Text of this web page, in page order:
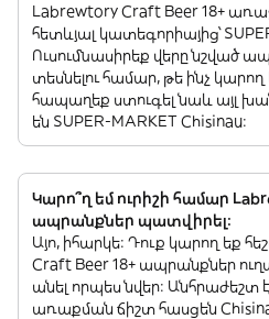
Labrewtory Craft Beer 18+
հետևյալ կատեգորիայից՝
Ուսումնասիրեք վերը նշված
տեսնելու համար, թե ինչ
հապաղեք ստուգել նաև այլ
են SUPER-MARKET Chisinau:
Կարո՞ղ եմ ուրիշի համար
ապրանքներ պատվիրել:
Այո, իհարկե: Դուք կարող եք
Craft Beer 18+ ապրանքներ
անել որպես նվեր: Անհրաժեշտ
առաքման ճիշտ հասցեն